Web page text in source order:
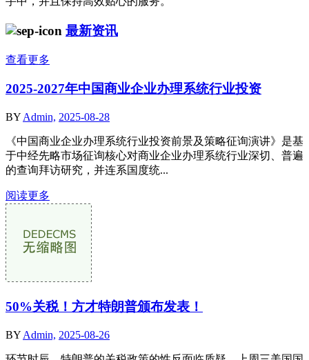
最新资讯
查看更多
2025-2027年中国商业企业办理系统行业投资
BY Admin, 2025-08-28
《中国商业企业办理系统行业投资前景及策略征询演讲》是基
于中经先略市场征询核心对商业企业办理系统行业深切、普遍
的查询拜访研究，并连系国度统...
阅读更多
50%关税！方才特朗普颁布发表！
BY Admin, 2025-08-26